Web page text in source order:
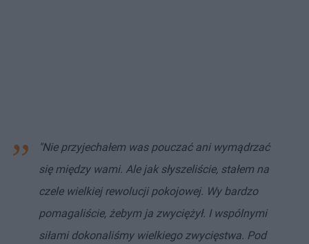
"Nie przyjechałem was pouczać ani wymądrzać
się między wami. Ale jak słyszeliście, stałem na
czele wielkiej rewolucji pokojowej. Wy bardzo
pomagaliście, żebym ja zwyciężył. I wspólnymi
siłami dokonaliśmy wielkiego zwycięstwa. Pod